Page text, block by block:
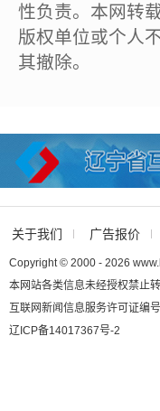
性负责。本网转
版权单位或个人
其撤除。
关于我们 广告报价
Copyright © 2000 - 2026
本网站各类信息未经授权禁止
互联网新闻信息服务许可证编
辽ICP备14017367号-2